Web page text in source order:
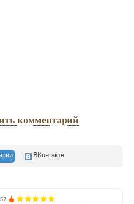
комментарий
ВКонтакте